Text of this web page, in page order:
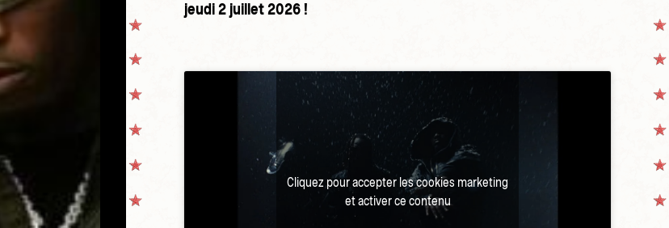
jeudi 2 juillet 2026 !
Cliquez pour accepter les cookies marketing
et activer ce contenu